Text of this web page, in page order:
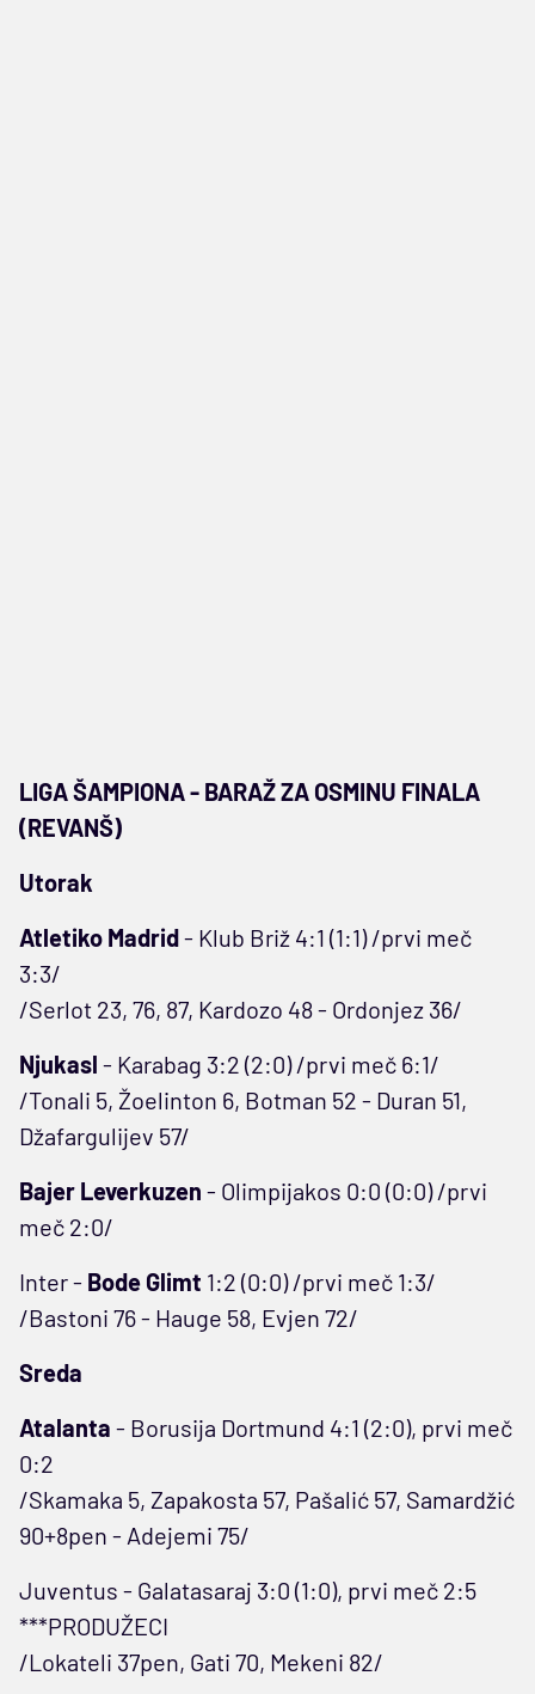
LIGA ŠAMPIONA - BARAŽ ZA OSMINU FINALA
(REVANŠ)
Utorak
Atletiko Madrid- Klub Briž 4:1 (1:1) /prvi meč
3:3/
/Serlot 23, 76, 87, Kardozo 48 - Ordonjez 36/
Njukasl - Karabag 3:2 (2:0) /prvi meč 6:1/
/Tonali 5, Žoelinton 6, Botman 52 - Duran 51,
Džafargulijev 57/
Bajer Leverkuzen - Olimpijakos 0:0 (0:0) /prvi
meč 2:0/
Inter - Bode Glimt 1:2 (0:0) /prvi meč 1:3/
/Bastoni 76 - Hauge 58, Evjen 72/
Sreda
Atalanta - Borusija Dortmund 4:1 (2:0), prvi meč
0:2
/Skamaka 5, Zapakosta 57, Pašalić 57, Samardžić
90+8pen - Adejemi 75/
Juventus - Galatasaraj 3:0 (1:0), prvi meč 2:5
***PRODUŽECI
/Lokateli 37pen, Gati 70, Mekeni 82/